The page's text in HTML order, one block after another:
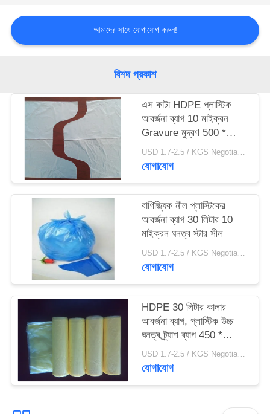
কেস
PRIVACY
POLICY
আমাদের সাথে যোগাযোগ করুন!
বিশদ প্রকাশ
এস কাটা HDPE প্লাস্টিক
আবর্জনা ব্যাগ 10 মাইক্রন
Gravure মুদ্রণ 500 *
600mm
USD 1.7-2.5 / KGS Negotiable MOQ:1000KGS
যোগাযোগ
বাণিজ্যিক নীল প্লাস্টিকের
আবর্জনা ব্যাগ 30 লিটার 10
মাইক্রন ঘনত্ব স্টার সীল
USD 1.7-2.5 / KGS Negotiable MOQ:1000KGS
যোগাযোগ
HDPE 30 লিটার কালার
আবর্জনা ব্যাগ, প্লাস্টিক উচ্চ
ঘনত্ব ট্র্যাশ ব্যাগ 450 *
500mm
USD 1.7-2.5 / KGS Negotiable MOQ:1000KGS
যোগাযোগ